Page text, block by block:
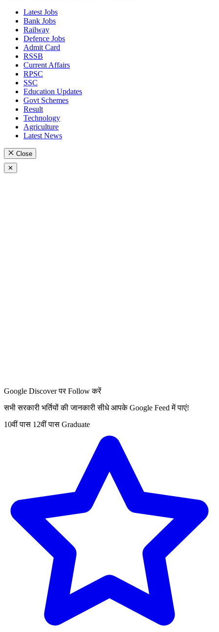
Latest Jobs
Bank Jobs
Railway
Defence Jobs
Admit Card
RSSB
Current Affairs
RPSC
SSC
Education Updates
Govt Schemes
Result
Technology
Agriculture
Latest News
Close
✕
Google Discover पर Follow करें
सभी सरकारी भर्तियों की जानकारी सीधे आपके Google Feed में पाएं!
10वीं पास 12वीं पास Graduate